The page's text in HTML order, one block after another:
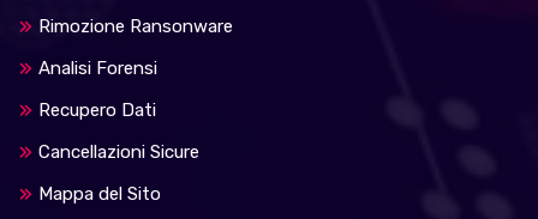
Rimozione Ransonware
Analisi Forensi
Recupero Dati
Cancellazioni Sicure
Mappa del Sito